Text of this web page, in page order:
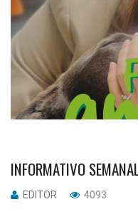
INFORMATIVO
EDITOR 4093